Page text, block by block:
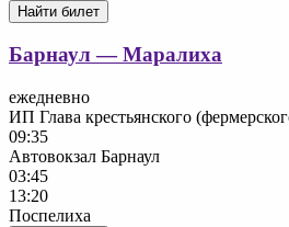
Найти билет
Барнаул — Маралиха
ежедневно
ИП Глава крестьянского
09:35
Автовокзал Барнаул
03:45
13:20
Поспелиха